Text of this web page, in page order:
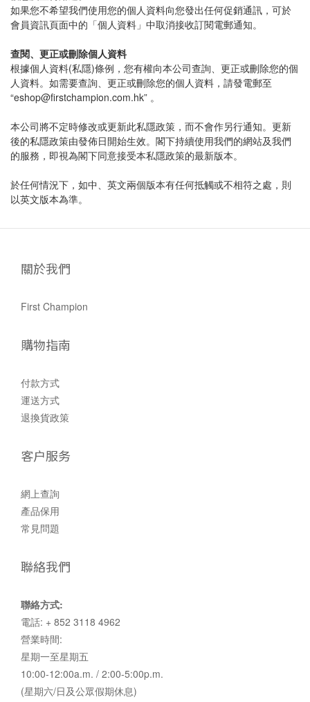
如果您不希望我們使用您的個人資料向您發出任何促銷通訊，可於
會員資訊頁面中的「個人資料」中取消接收訂閱電郵通知。
查閱、更正或刪除個人資料
根據個人資料(私隱)條例，您有權向本公司查詢、更正或刪除您的個
人資料。如需要查詢、更正或刪除您的個人資料，請發電郵至
“eshop@firstchampion.com.hk” 。
本公司將不定時修改或更新此私隱政策，而不會作另行通知。更新
後的私隱政策由發佈日開始生效。閣下持續使用我們的網站及我們
的服務，即視為閣下同意接受本私隱政策的最新版本。
於任何情況下，如中、英文兩個版本有任何抵觸或不相符之處，則
以英文版本為準。
關於我們
First Champion
購物指南
付款方式
運送方式
退換貨政策
客户服务
網上查詢
產品保用
常見問題
聯絡我們
聯絡方式:
電話: + 852 3118 4962
營業時間:
星期一至星期五
10:00-12:00a.m. / 2:00-5:00p.m.
(星期六/日及公眾假期休息)